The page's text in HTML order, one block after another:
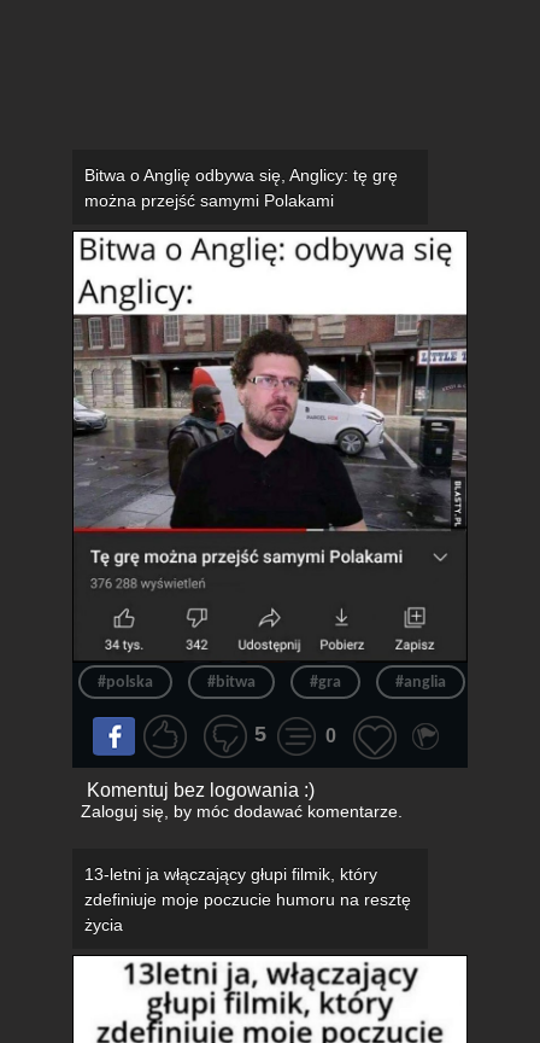
Bitwa o Anglię odbywa się, Anglicy: tę grę
można przejść samymi Polakami
#polska #bitwa #gra #anglia
5 0
Komentuj bez logowania :)
Zaloguj się, by móc dodawać komentarze.
13-letni ja włączający głupi filmik, który
zdefiniuje moje poczucie humoru na resztę
życia